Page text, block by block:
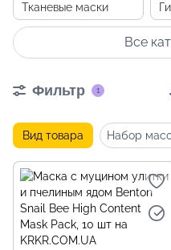
Тканевые маски
Все
Фильтр 1
Вид товара Набор